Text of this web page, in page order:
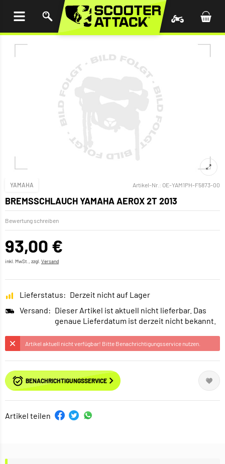
YAMAHA Artikel-Nr.: OE-YAM1PH-F5873-00
BREMSSCHLAUCH YAMAHA AEROX 2T 2013
Bewertung schreiben
93,00 €
inkl. MwSt., zzgl. Versand
Lieferstatus: Derzeit nicht auf Lager
Versand: Dieser Artikel ist aktuell nicht lieferbar. Das
genaue Lieferdatum ist derzeit nicht bekannt.
Artikel aktuell nicht verfügbar! Bitte Benachrichtigungsservice nutzen.
BENACHRICHTIGUNGSSERVICE
Artikel teilen